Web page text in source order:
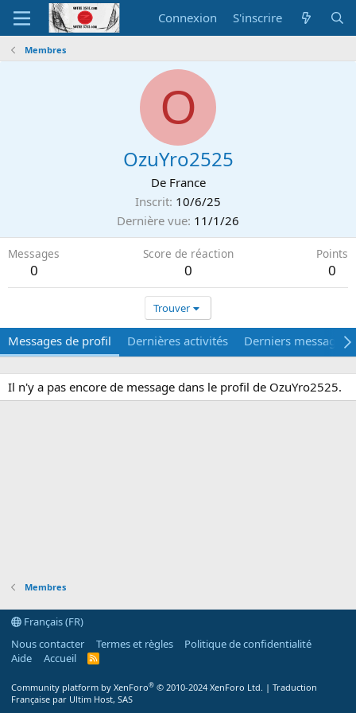
Connexion S'inscrire
Membres
O
OzuYro2525
De France
Inscrit 10/6/25
Dernière vue 11/1/26
Messages
0
Score de réaction
0
Points
0
Trouver
Messages de profil Dernières activités Derniers messages
Il n'y a pas encore de message dans le profil de OzuYro2525.
Membres
Français (FR)
Nous contacter
Termes et règles
Politique de confidentialité
Aide
Accueil
R
Community platform by XenForo® © 2010-2024 XenForo Ltd. | Traduction
Française par Ultim Host, SAS